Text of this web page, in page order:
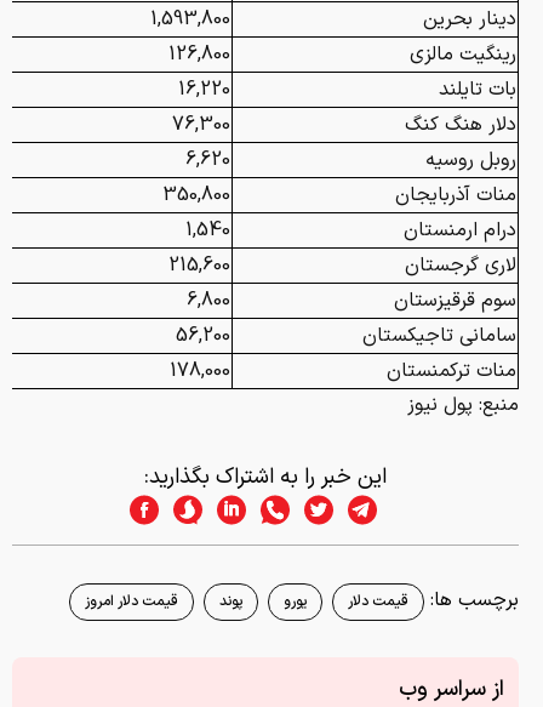
دینار بحرین
1,593,800
رینگیت مالزی
126,800
بات تایلند
16,220
دلار هنگ کنگ
76,300
روبل روسیه
6,620
منات آذربایجان
350,800
درام ارمنستان
1,540
لاری گرجستان
215,600
سوم قرقیزستان
6,800
سامانی تاجیکستان
56,200
منات ترکمنستان
178,000
منبع: پول نیوز
این خبر را به اشتراک بگذارید:
برچسب ها: قیمت دلار یورو پوند قیمت دلار امروز
از سراسر وب